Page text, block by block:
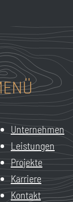
Unternehmen
Leistungen
Projekte
Karriere
Kontakt